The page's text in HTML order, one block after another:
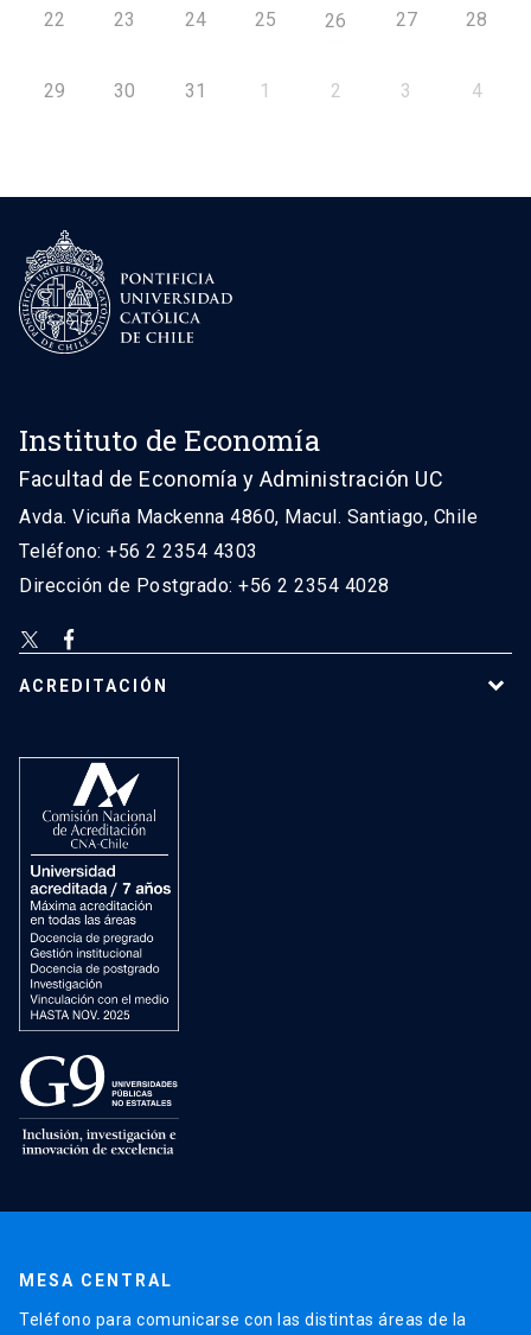
22 23 24 25 26 27 28
29 30 31 1 2 3 4
Instituto de Economía
Facultad de Economía y Administración UC
Avda. Vicuña Mackenna 4860, Macul. Santiago, Chile
Teléfono: +56 2 2354 4303
Dirección de Postgrado: +56 2 2354 4028
ACREDITACIÓN
MESA CENTRAL
Teléfono para comunicarse con las distintas áreas de la